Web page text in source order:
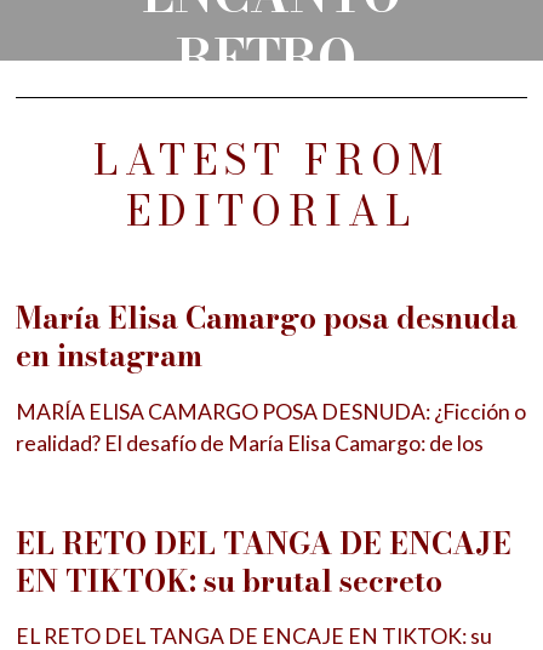
RETRO
LATEST FROM
EDITORIAL
María Elisa Camargo posa desnuda
en instagram
MARÍA ELISA CAMARGO POSA DESNUDA: ¿Ficción o
realidad? El desafío de María Elisa Camargo: de los
EL RETO DEL TANGA DE ENCAJE
EN TIKTOK: su brutal secreto
EL RETO DEL TANGA DE ENCAJE EN TIKTOK: su